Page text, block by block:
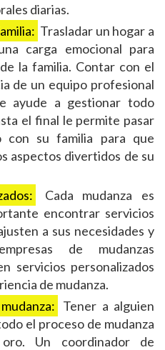
diarias.
Trasladar un hogar a
carga emocional para
la familia. Contar con el
de un equipo profesional
ayude a gestionar todo
el final le permite pasar
con su familia para que
aspectos divertidos de su
Cada mudanza es
encontrar servicios
a sus necesidades y
de mudanzas
servicios personalizados
de mudanza.
Tener a alguien
el proceso de mudanza
Un coordinador de